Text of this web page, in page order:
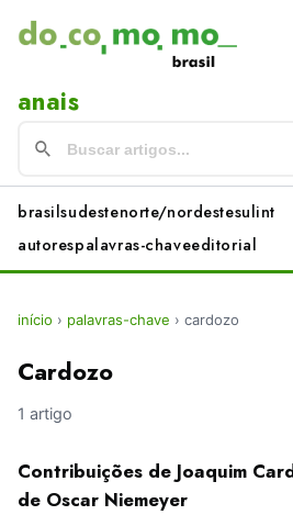
anais
brasilsudestenorte/nordestesulint
autorespalavras-chaveeditorial
início › palavras-chave › cardozo
Cardozo
1 artigo
Contribuições de Joaquim
de Oscar Niemeyer